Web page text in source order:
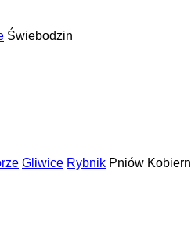
Świebodzin
Gliwice Rybnik Pniów